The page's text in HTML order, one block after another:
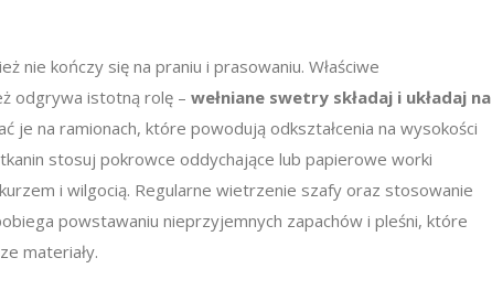
nie kończy się na praniu i prasowaniu. Właściwe
odgrywa istotną rolę – wełniane swetry składaj i układaj na
je na ramionach, które powodują odkształcenia na wysokości
stosuj pokrowce oddychające lub papierowe worki
i wilgocią. Regularne wietrzenie szafy oraz stosowanie
powstawaniu nieprzyjemnych zapachów i pleśni, które
materiały.